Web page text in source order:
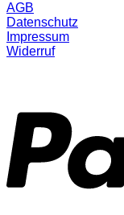
AGB
Datenschutz
Impressum
Widerruf